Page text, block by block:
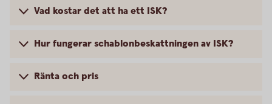
Vad kostar det att ha ett ISK?
Hur fungerar schablonbeskattningen av ISK?
Ränta och pris